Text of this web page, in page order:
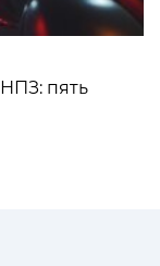
пять